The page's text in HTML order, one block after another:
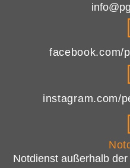
facebook.com/
instagram.com/
Notdienst außerhalb